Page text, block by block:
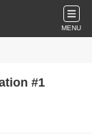
MENU
#1